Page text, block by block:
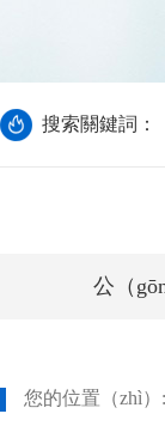
搜索關鍵詞：
公（
您的位置（zhì）: